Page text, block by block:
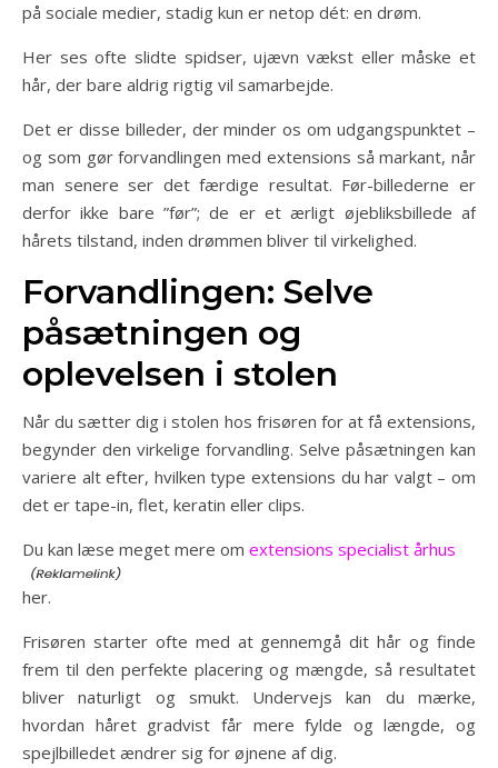
på sociale medier, stadig kun er netop dét: en drøm.
Her ses ofte slidte spidser, ujævn vækst eller måske et
hår, der bare aldrig rigtig vil samarbejde.
Det er disse billeder, der minder os om udgangspunktet –
og som gør forvandlingen med extensions så markant, når
man senere ser det færdige resultat. Før-billederne er
derfor ikke bare ”før”; de er et ærligt øjebliksbillede af
hårets tilstand, inden drømmen bliver til virkelighed.
Forvandlingen: Selve
påsætningen og
oplevelsen i stolen
Når du sætter dig i stolen hos frisøren for at få extensions,
begynder den virkelige forvandling. Selve påsætningen kan
variere alt efter, hvilken type extensions du har valgt – om
det er tape-in, flet, keratin eller clips.
Du kan læse meget mere om extensions specialist århus
her.
Frisøren starter ofte med at gennemgå dit hår og finde
frem til den perfekte placering og mængde, så resultatet
bliver naturligt og smukt. Undervejs kan du mærke,
hvordan håret gradvist får mere fylde og længde, og
spejlbilledet ændrer sig for øjnene af dig.